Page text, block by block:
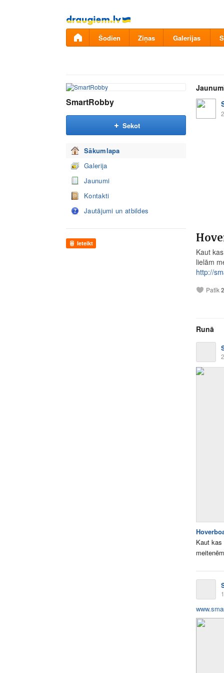
Pāriet
uz
saturu
Šodien Ziņas Galerijas
SmartRobby
Sekot
Sākumlapa
Galerija
Jaunumi
Kontakti
Jautājumi un atbildes
Ieteikt
Kaut
lielām
http://
Patīk2
Runā
Kaut